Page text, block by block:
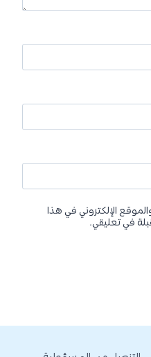
الإلكتروني في هذا
في تعليقي.